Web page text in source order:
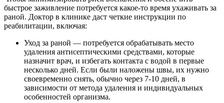
быстрое заживление потребуется какое-то время ухаживать за
раной. Доктор в клинике даст четкие инструкции по
реабилитации, включая:
Уход за раной — потребуется обрабатывать место
удаления антисептическими средствами, которые
назначит врач, и избегать контакта с водой в первые
несколько дней. Если были наложены швы, их нужно
своевременно снять, обычно через 7-10 дней, в
зависимости от метода удаления и индивидуальных
особенностей организма.